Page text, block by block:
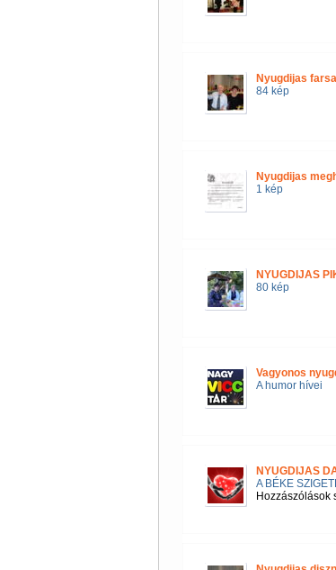
Nyugdijas
84 kép
Nyugdijas
1 kép
NYUGDIJAS
80 kép
Vagyonos
A humor hívei
NYUGDIJAS
A BÉKE
Hozzászólások